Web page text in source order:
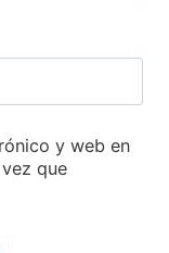
y web en
que